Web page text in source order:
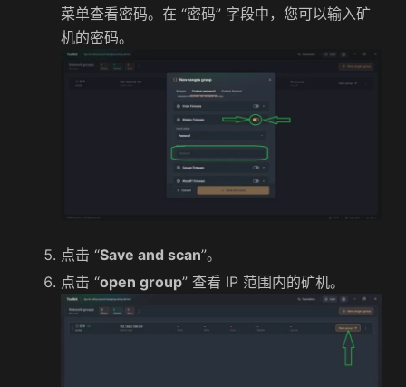
菜单查看密码。在 “密码” 字段中，您可以输入矿
机的密码。
点击 “Save and scan”。
点击 “open group” 查看 IP 范围内的矿机。